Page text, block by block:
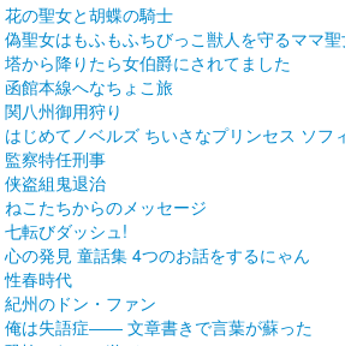
花の聖女と胡蝶の騎士
偽聖女はもふもふちびっこ獣人を守るママ
塔から降りたら女伯爵にされてました
函館本線へなちょこ旅
関八州御用狩り
はじめてノベルズ ちいさなプリンセス ソフ
監察特任刑事
侠盗組鬼退治
ねこたちからのメッセージ
七転びダッシュ!
心の発見 童話集 4つのお話をするにゃん
性春時代
紀州のドン・ファン
俺は失語症―― 文章書きで言葉が蘇った